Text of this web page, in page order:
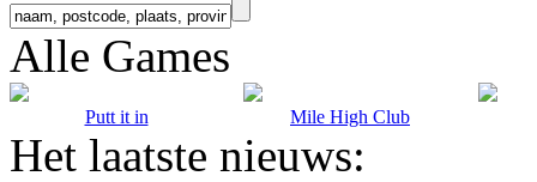
Alle Games
Putt it in Mile High Club
Het laatste nieuws: